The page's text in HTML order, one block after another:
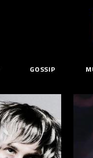
RISORSE
GOSSIP